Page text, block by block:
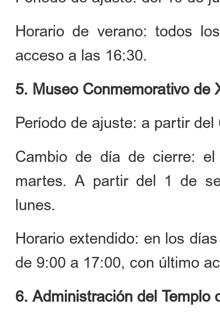
Horario de verano: todos
acceso a las 16:30.
5. Museo Conmemorativo de
Período de ajuste: a partir
Cambio de día de cierre:
martes. A partir del 1 de
lunes.
Horario extendido: en los
de 9:00 a 17:00, con último
6. Administración del Templo